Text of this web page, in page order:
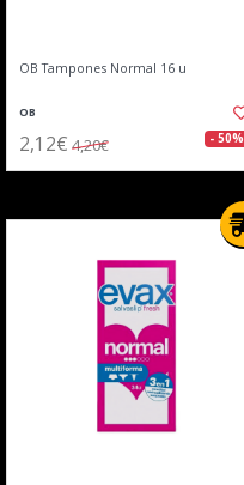
OB Tampones Normal 16 u
OB
2,12€ 4,20€ - 50%